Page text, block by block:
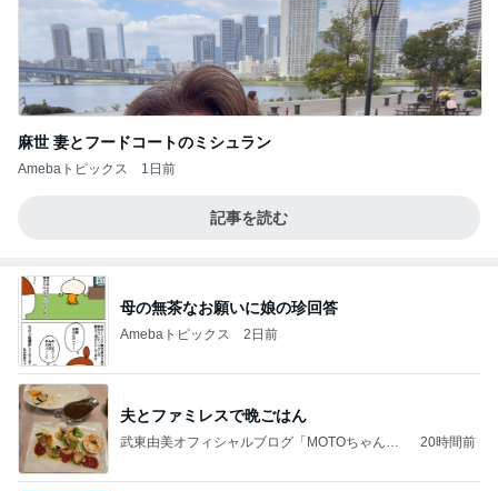
麻世 妻とフードコートのミシュラン
Amebaトピックス 1日前
記事を読む
母の無茶なお願いに娘の珍回答
Amebaトピックス 2日前
夫とファミレスで晩ごはん
武東由美オフィシャルブログ「MOTOちゃんと
20時間前